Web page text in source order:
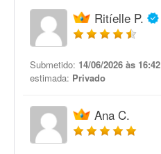
Ritíelle P.
Submetido: 14/06/2026 às 16:42
estimada: Privado
Ana C.